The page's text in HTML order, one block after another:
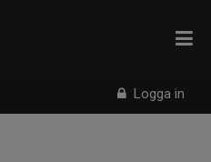
Logga in